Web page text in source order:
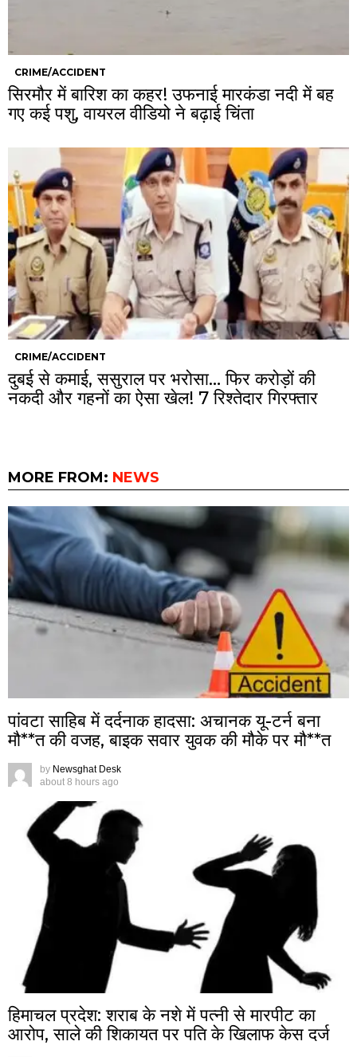
CRIME/ACCIDENT
सिरमौर में बारिश का कहर! उफनाई मारकंडा नदी में बह
गए कई पशु, वायरल वीडियो ने बढ़ाई चिंता
CRIME/ACCIDENT
दुबई से कमाई, ससुराल पर भरोसा… फिर करोड़ों की
नकदी और गहनों का ऐसा खेल! 7 रिश्तेदार गिरफ्तार
MORE FROM: NEWS
पांवटा साहिब में दर्दनाक हादसा: अचानक यू-टर्न बना
मौ**त की वजह, बाइक सवार युवक की मौके पर मौ**त
by Newsghat Desk
about 8 hours ago
हिमाचल प्रदेश: शराब के नशे में पत्नी से मारपीट का
आरोप, साले की शिकायत पर पति के खिलाफ केस दर्ज